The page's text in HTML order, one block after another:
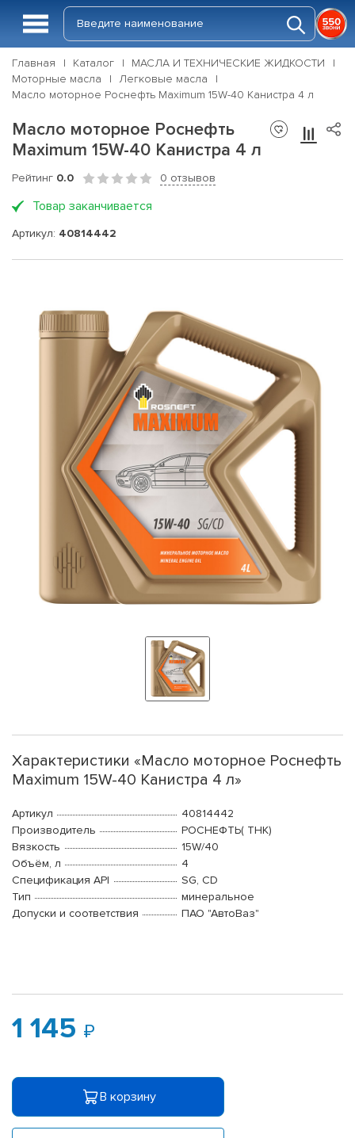
Главная Каталог
МАСЛА И ТЕХНИЧЕСКИЕ ЖИДКОСТИ
Моторные масла
Легковые масла
Масло моторное Роснефть Maximum 15W-40 Канистра 4 л
Масло моторное Роснефть
Maximum 15W-40 Канистра 4 л
Рейтинг 0.0 0 отзывов
Товар заканчивается
Артикул: 40814442
Характеристики «Масло моторное Роснефть
Maximum 15W-40 Канистра 4 л»
Артикул
40814442
Производитель
РОСНЕФТЬ( ТНК)
Вязкость
15W/40
Объём, л
4
Спецификация API
SG, CD
Тип
минеральное
Допуски и соответствия
ПАО "АвтоВаз"
1 145
В корзину